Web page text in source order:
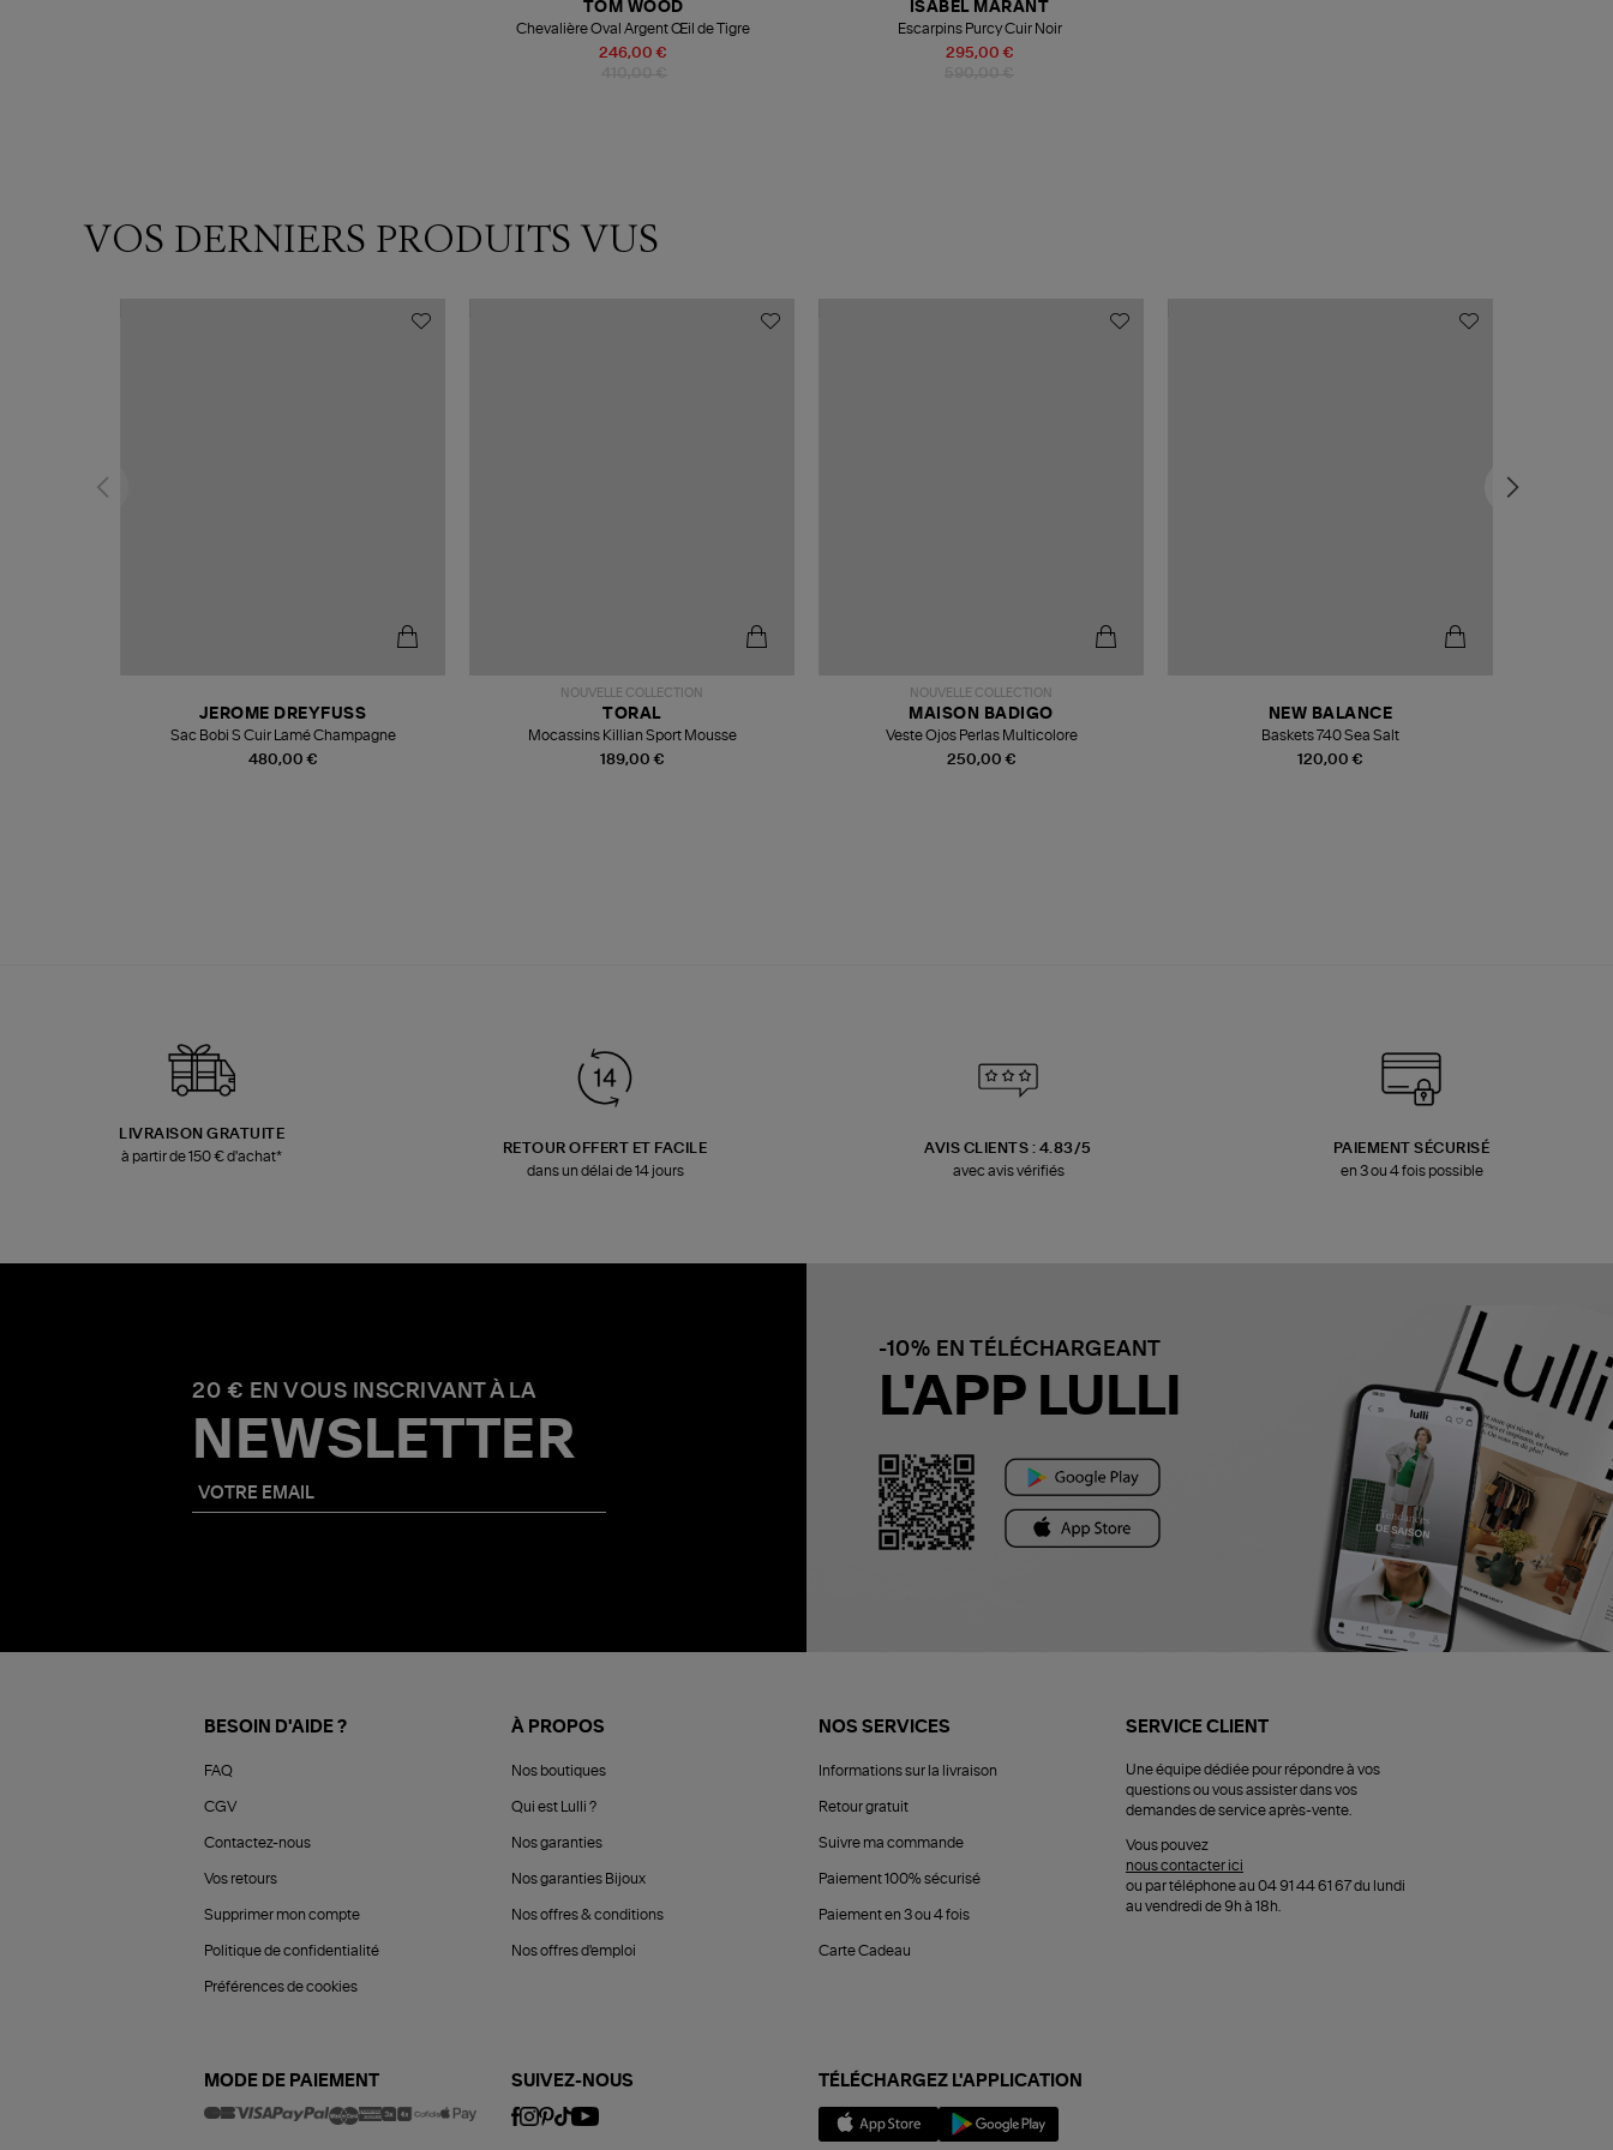
246,00 €
TOM WOOD
Chevalière Oval Argent Œil de Tigre
295,00 €
ISABEL MARANT
Escarpins Purcy Cuir Noir
VOS DERNIERS PRODUITS VUS
480,00 €
JEROME DREYFUSS
Sac Bobi S Cuir Lamé Champagne
NOUVELLE COLLECTION
189,00 €
TORAL
Mocassins Killian Sport Mousse
NOUVELLE COLLECTION
250,00 €
MAISON BADIGO
Veste Ojos Perlas Multicolore
120,00 €
NEW BALANCE
Baskets 740 Sea Salt
LIVRAISON GRATUITE
à partir de 150 € d'achat*
RETOUR OFFERT ET FACILE
dans un délai de 14 jours
AVIS CLIENTS : 4.83/5
avec avis vérifiés
PAIEMENT SÉCURISÉ
en 3 ou 4 fois possible
20 € EN VOUS INSCRIVANT À LA
NEWSLETTER
-10% EN TÉLÉCHARGEANT
L'APP LULLI
BESOIN D'AIDE ?
FAQ
CGV
Contactez-nous
Vos retours
Supprimer mon compte
Politique de confidentialité
Préférences de cookies
À PROPOS
Nos boutiques
Qui est Lulli ?
Nos garanties
Nos garanties Bijoux
Nos offres & conditions
Nos offres d'emploi
NOS SERVICES
Informations sur la livraison
Retour gratuit
Suivre ma commande
Paiement 100% sécurisé
Paiement en 3 ou 4 fois
Carte Cadeau
SERVICE CLIENT
Une équipe dédiée pour répondre à vos
questions ou vous assister dans vos
demandes de service après-vente.
Vous pouvez
nous contacter ici
ou par téléphone au 04 91 44 61 67 du lundi
au vendredi de 9h à 18h.
MODE DE PAIEMENT SUIVEZ-NOUS TÉLÉCHARGEZ L'APPLICATION